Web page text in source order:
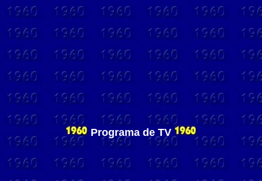
Programa de TV